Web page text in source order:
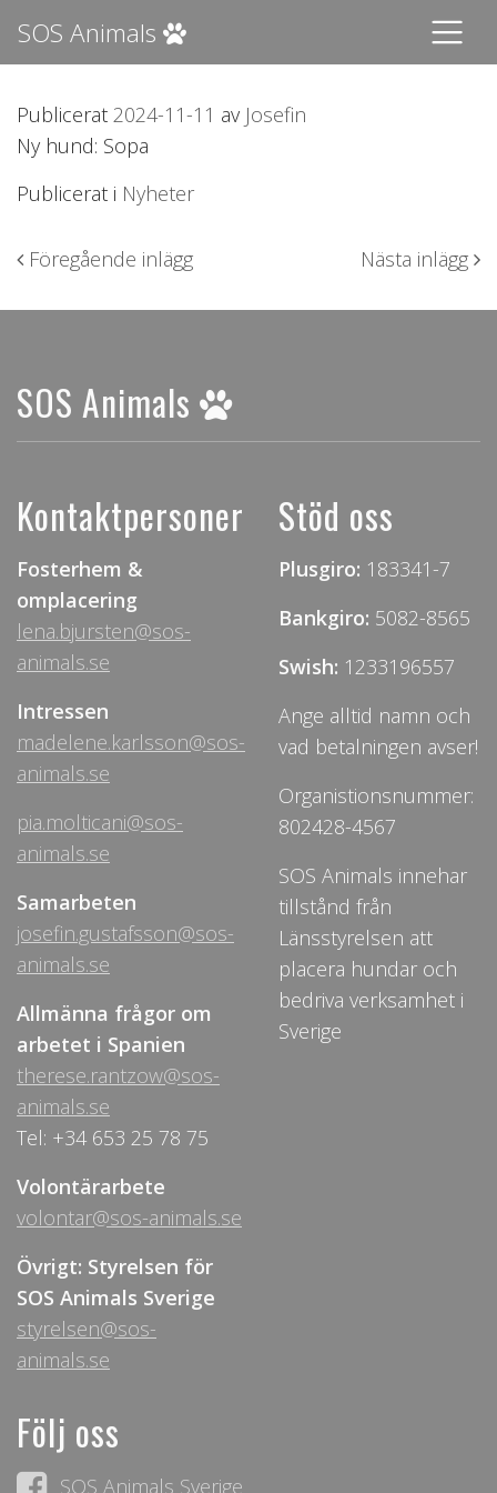
SOS Animals
Publicerat 2024-11-11 av Josefin
Ny hund: Sopa
Publicerat i Nyheter
Inläggsnavigering
Föregående inlägg Nästa inlägg
SOS Animals
Kontaktpersoner
Fosterhem &
omplacering
lena.bjursten@sos-
animals.se
Intressen
madelene.karlsson@sos-
animals.se
pia.molticani@sos-
animals.se
Samarbeten
josefin.gustafsson@sos-
animals.se
Allmänna frågor om
arbetet i Spanien
therese.rantzow@sos-
animals.se
Tel: +34 653 25 78 75
Volontärarbete
volontar@sos-animals.se
Övrigt: Styrelsen för
SOS Animals Sverige
styrelsen@sos-
animals.se
Stöd oss
Plusgiro: 183341-7
Bankgiro: 5082-8565
Swish: 1233196557
Ange alltid namn och
vad betalningen avser!
Organistionsnummer:
802428-4567
SOS Animals innehar
tillstånd från
Länsstyrelsen att
placera hundar och
bedriva verksamhet i
Sverige
Följ oss
SOS Animals Sverige